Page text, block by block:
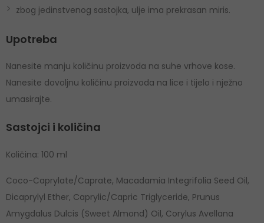
zbog jedinstvenog sastojka, ulje ima prekrasan miris.
Upotreba
Nanesite manju količinu proizvoda na suhe vrhove kose.
Nanesite dovoljnu količinu proizvoda na lice i tijelo i nježno
umasirajte.
Sastojci i količina
Količina: 100 ml
Coco-Caprylate/Caprate, Macadamia Integrifolia Seed Oil,
Dicaprylyl Ether, Caprylic/Capric Triglyceride, Prunus
Amygdalus Dulcis (Sweet Almond) Oil, Corylus Avellana